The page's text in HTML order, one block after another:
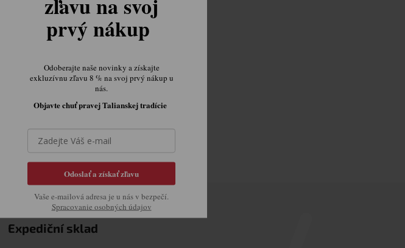
Ovládací prvky výpisu
Expediční sklad
prvý nákup
Odoberajte naše novinky a získajte
exkluzívnu zľavu 8 % na svoj prvý nákup u
nás.
Objavte chuť pravej Talianskej tradície
Odoslať a získať zľavu
Vaše e-mailová adresa je u nás v bezpečí.
Spracovanie osobných údajov